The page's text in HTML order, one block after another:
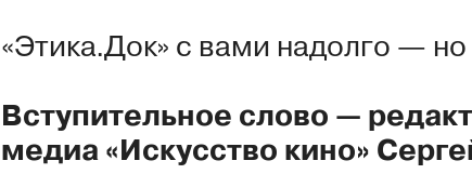
«Этика.Док» с вами надолго —
Вступительное слово —
медиа «Искусство кино»